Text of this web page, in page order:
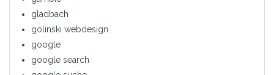
gladbach
golinski webdesign
google
google search